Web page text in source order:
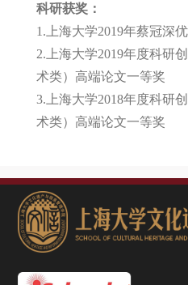
科研获奖：
1.上海大学2019年蔡冠深
2.上海大学2019年度科研
术类）高端论文一等奖
3.上海大学2018年度科研
术类）高端论文一等奖